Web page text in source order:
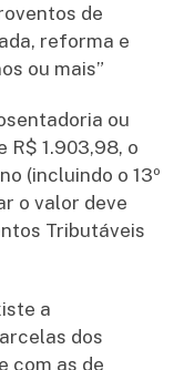
de
reforma e
ou mais”
ou
R$ 1.903,98, o
(incluindo o 13º
o valor deve
Tributáveis
a
dos
com as de